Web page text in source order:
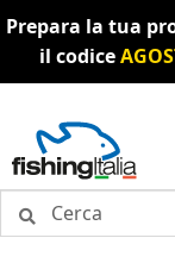
Prepara la tua
il codice
alla
navigazione
al
contenuto